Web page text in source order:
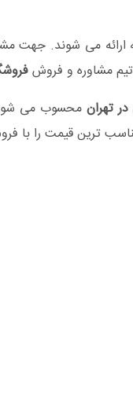
ارائه می شوند. جهت
تیم مشاوره و فروش
تهران محسوب می شود
ترین قیمت را با